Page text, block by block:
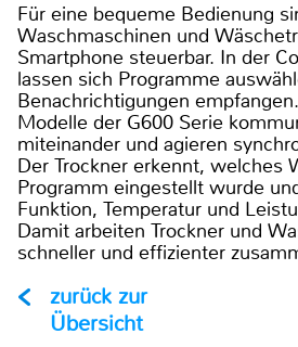
Für eine bequeme Bedienung
Waschmaschinen und
Smartphone steuerbar. In der
lassen sich Programme
Benachrichtigungen
Modelle der G600 Serie
miteinander und agieren
Der Trockner erkennt, welches
Programm eingestellt wurde
Funktion, Temperatur und
Damit arbeiten Trockner und
schneller und effizienter
zurück zur
Übersicht